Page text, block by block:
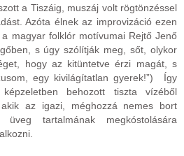
a Tiszáig, muszáj volt rögtönzéssel
Azóta élnek az improvizáció ezen
magyar folklór motívumai Rejtő Jenő
s úgy szólítják meg, sőt, olykor
hogy az kitüntetve érzi magát, s
egy kivilágítatlan gyerek!”) Így
behozott tiszta vízéből
az igazi, méghozzá nemes bort
tartalmának megkóstolására